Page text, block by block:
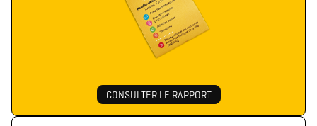
CONSULTER LE RAPPORT